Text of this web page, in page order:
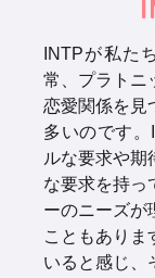
INTPが私た
常、プラトニ
恋愛関係を見
多いのです
ルな要求や期
な要求を持っ
ーのニーズが
こともありま
いると感じ、